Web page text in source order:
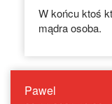
W końcu ktoś
mądra osoba.
Pawel